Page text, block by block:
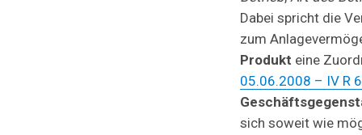
Dabei spricht die
zum
Produkt eine
05.06.2008 – IV R
sich soweit wie